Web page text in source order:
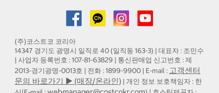
(주)코스트코 코리아
14347 경기도 광명시 일직로 40 (일직동 163-3) | 대표자 : 조민수
| 사업자 등록번호 : 107-81-63829 | 통신판매업 신고번호 : 제
2013-경기광명-0013호 | 전화 : 1899-9900 | E-mail : 고객센터
문의 바로가기 ▶ (매장/온라인) | 개인 정보 보호책임자 : 한